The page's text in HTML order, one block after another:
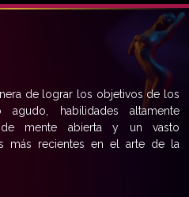
de lograr los objetivos de los
habilidades altamente
de mente abierta y un vasto
más recientes en el arte de la